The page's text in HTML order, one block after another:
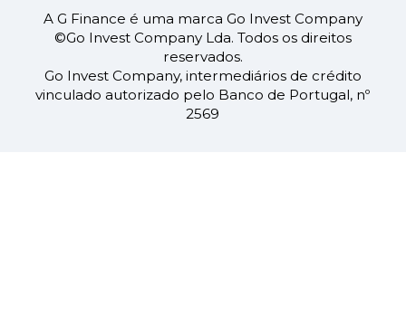
A G Finance é uma marca Go Invest Company
©Go Invest Company Lda. Todos os direitos
reservados.
Go Invest Company, intermediários de crédito
vinculado autorizado pelo Banco de Portugal, nº
2569